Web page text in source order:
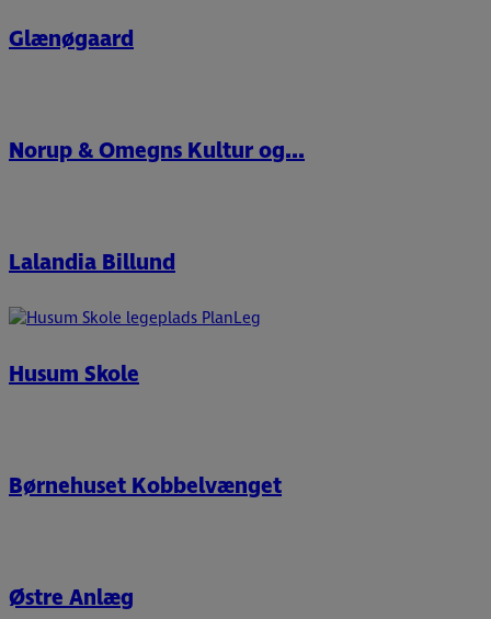
Glænøgaard
Norup & Omegns Kultur og...
Lalandia Billund
Husum Skole
Børnehuset Kobbelvænget
Østre Anlæg